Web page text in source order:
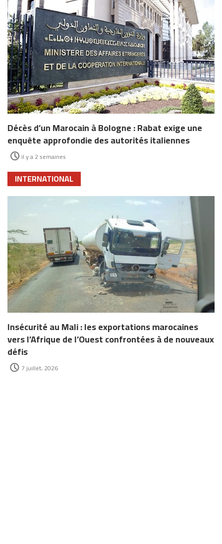
Décès d’un Marocain à Bologne : Rabat exige une
enquête approfondie des autorités italiennes
il y a 2 semaines
INTERNATIONAL
Insécurité au Mali : les exportations marocaines
vers l’Afrique de l’Ouest confrontées à de nouveaux
défis
7 juillet، 2026